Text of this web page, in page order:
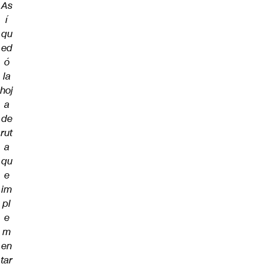
As
í
qu
ed
ó
la
hoj
a
de
rut
a
qu
e
im
pl
e
m
en
tar